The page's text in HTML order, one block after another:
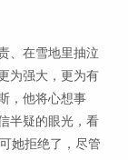
、在雪地里抽泣
为强大，更为有
，他将心想事
半疑的眼光，看
她拒绝了，尽管